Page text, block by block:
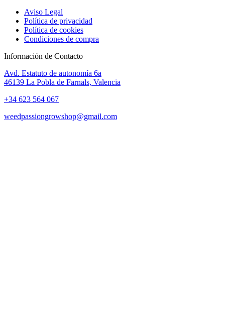
Aviso Legal
Política de privacidad
Política de cookies
Condiciones de compra
Información de Contacto
Avd. Estatuto de autonomía 6a
46139 La Pobla de Farnals, Valencia
+34 623 564 067
weedpassiongrowshop@gmail.com